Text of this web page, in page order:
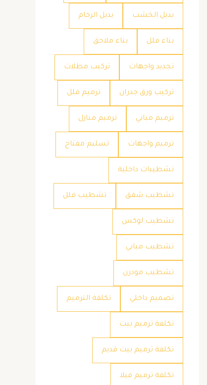
بديل الخشب بديل الرخام
بناء فلل بناء ملاحق
تجديد واجهات تركيب مظلات
تركيب ورق جدران ترميم فلل
ترميم مباني ترميم منازل
ترميم واجهات تسليم مفتاح
تشطيبات داخلية
تشطيب شقق تشطيب فلل
تشطيب لوكس
تشطيب مباني
تشطيب مودرن
تصميم داخلي تكلفة الترميم
تكلفة ترميم بيت
تكلفة ترميم بيت قديم
تكلفة ترميم فيلا